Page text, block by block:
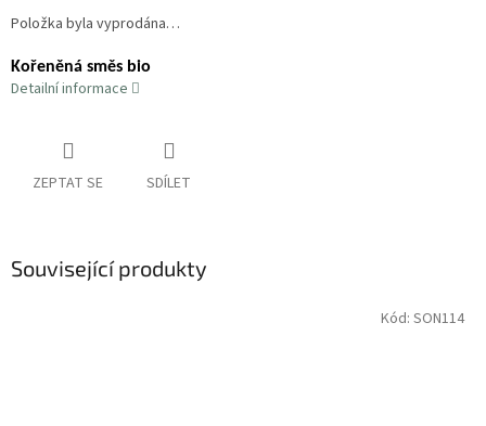
Položka byla vyprodána…
Kořeněná směs bio
Detailní informace
ZEPTAT SE SDÍLET
Související produkty
Kód: SON114